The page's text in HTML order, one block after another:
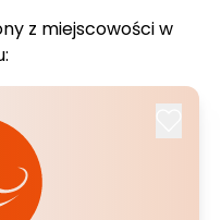
z miejscowości w